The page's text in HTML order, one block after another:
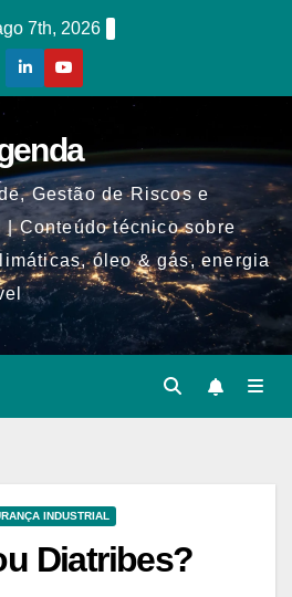
7th, 2026
Gestão de Riscos e
Conteúdo técnico sobre
óleo & gás, energia
INDUSTRIAL
Diatribes?